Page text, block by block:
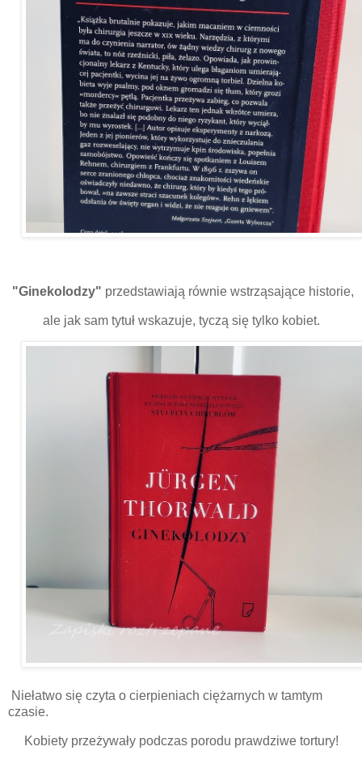
"Ginekolodzy" przedstawiają równie wstrząsające historie,
ale jak sam tytuł wskazuje, tyczą się tylko kobiet.
Niełatwo się czyta o cierpieniach ciężarnych w tamtym
czasie.
Kobiety przeżywały podczas porodu prawdziwe tortury!